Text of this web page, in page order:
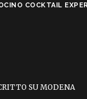
COCKTAIL
SU MODENA